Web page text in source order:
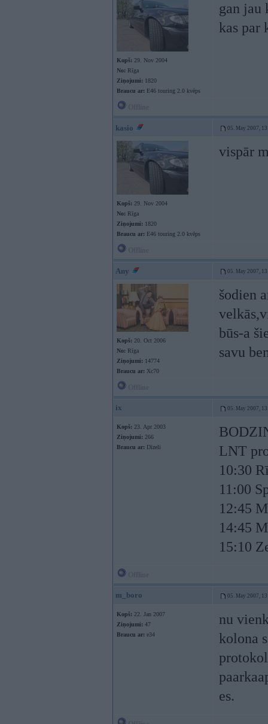
Kopš: 29. Nov 2004
No: Rīga
Ziņojumi: 1820
Braucu ar: E46 touring 2.0 kvēps
gan jau
kas par
kasio 05. May 2007,
Kopš: 29. Nov 2004
No: Rīga
Ziņojumi: 1820
Braucu ar: E46 touring 2.0 kvēps
vispār
Any 05. May 2007,
Kopš: 20. Oct 2006
No: Rīga
Ziņojumi: 14774
Braucu ar: Xc70
šodien
būs-a
savu
ix 05. May 2007,
Kopš: 23. Apr 2003
Ziņojumi: 266
Braucu ar: Dīzeli
LNT
10:30
11:00
12:45
14:45
15:10
m_boro 05. May 2007,
Kopš: 22. Jan 2007
Ziņojumi: 47
Braucu ar: e34
nu
kolona
es.